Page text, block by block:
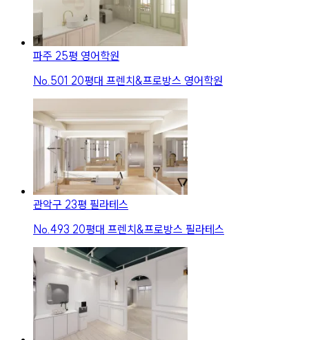
파주 25평 영어학원
No. 501 20평대 프렌치&프로방스 영어학원
관악구 23평 필라테스
No. 493 20평대 프렌치&프로방스 필라테스